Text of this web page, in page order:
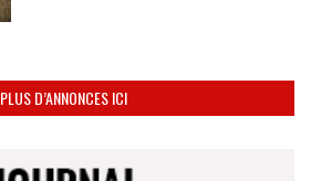
PLUS D’ANNONCES ICI